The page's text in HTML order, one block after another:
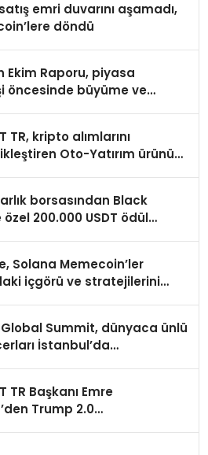
emri duvarını aşamadı,
döndü
Ekim Raporu, piyasa
öncesinde büyüme ve
TR, kripto alımlarını
Oto-Yatırım ürününü
borsasından Black
özel 200.000 USDT ödül
Solana Memecoin’ler
içgörü ve stratejilerini
Global Summit, dünyaca ünlü
İstanbul’da
TR Başkanı Emre
Trump 2.0